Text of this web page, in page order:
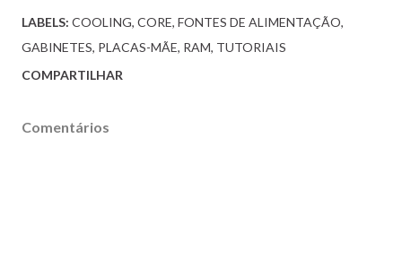
LABELS: COOLING CORE FONTES DE ALIMENTAÇÃO
GABINETES PLACAS-MÃE RAM TUTORIAIS
COMPARTILHAR
Comentários